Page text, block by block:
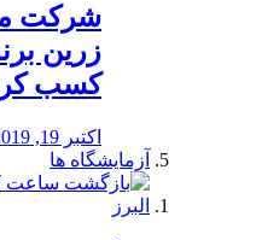
شرکت
زرین
کسب
اکتبر 19, 2019
آزمایشگاه ها